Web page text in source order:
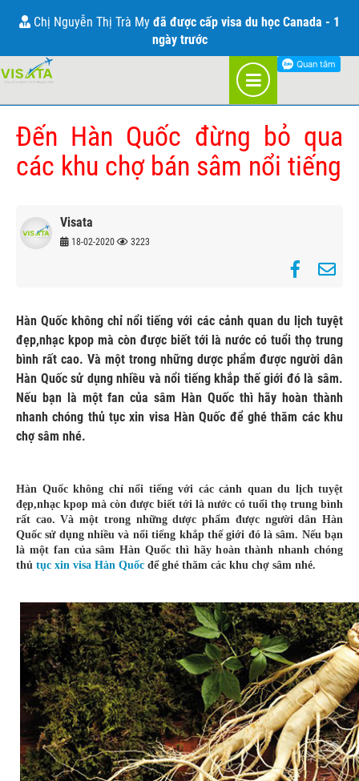
THÔNG TIN VỀ VISA HÀN QUỐC
TRANG CHỦ
Đến Hàn Quốc đừng bỏ qua
các khu chợ bán sâm nổi tiếng
Visata
18-02-2020 3223
Hàn Quốc không chỉ nổi tiếng với các cảnh quan du lịch tuyệt
đẹp,nhạc kpop mà còn được biết tới là nước có tuổi thọ trung
bình rất cao. Và một trong những dược phẩm được người dân
Hàn Quốc sử dụng nhiều và nổi tiếng khắp thế giới đó là sâm.
Nếu bạn là một fan của sâm Hàn Quốc thì hãy hoàn thành
nhanh chóng thủ tục xin visa Hàn Quốc để ghé thăm các khu
chợ sâm nhé.
Hàn Quốc không chỉ nổi tiếng với các cảnh quan du lịch tuyệt
đẹp,nhạc kpop mà còn được biết tới là nước có tuổi thọ trung bình
rất cao. Và một trong những dược phẩm được người dân Hàn
Quốc sử dụng nhiều và nổi tiếng khắp thế giới đó là sâm. Nếu bạn
là một fan của sâm Hàn Quốc thì hãy hoàn thành nhanh chóng
thủ tục xin visa Hàn Quốc để ghé thăm các khu chợ sâm nhé.
Chị Nguyễn Thị Trà My đã được cấp visa du học Canada - 1
ngày trước
Anh Đỗ Hồng Việtđã gia hạn visa thành công du lịch Mỹ - 1
ngày trước